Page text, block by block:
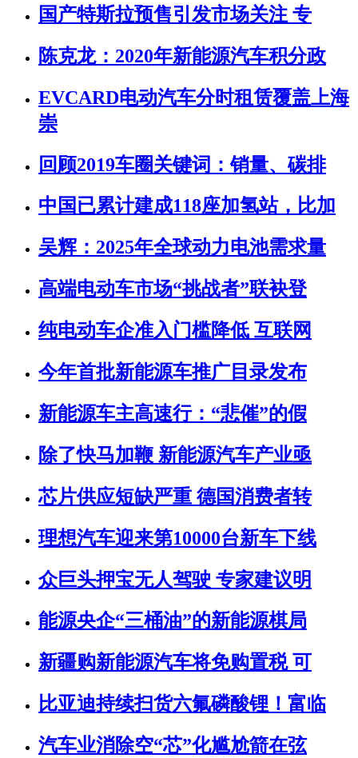
国产特斯拉预售引发市场关注 专
陈克龙：2020年新能源汽车积分政
EVCARD电动汽车分时租赁覆盖上海
崇
回顾2019车圈关键词：销量、碳排
中国已累计建成118座加氢站，比加
吴辉：2025年全球动力电池需求量
高端电动车市场“挑战者”联袂登
纯电动车企准入门槛降低 互联网
今年首批新能源车推广目录发布
新能源车主高速行：“悲催”的假
除了快马加鞭 新能源汽车产业亟
芯片供应短缺严重 德国消费者转
理想汽车迎来第10000台新车下线
众巨头押宝无人驾驶 专家建议明
能源央企“三桶油”的新能源棋局
新疆购新能源汽车将免购置税 可
比亚迪持续扫货六氟磷酸锂！富临
汽车业消除空“芯”化尴尬箭在弦